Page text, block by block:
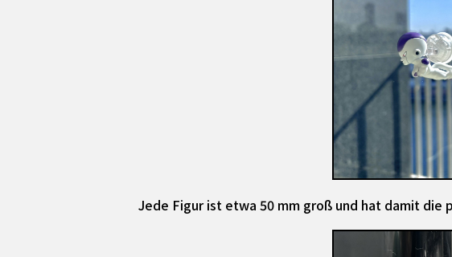
Jede Figur ist etwa 50 mm groß und hat damit die